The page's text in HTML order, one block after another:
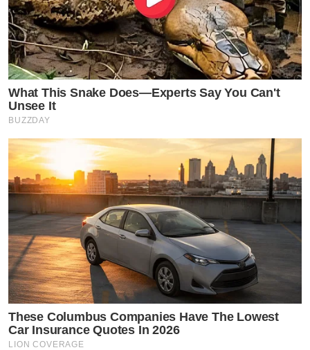
What This Snake Does—Experts Say You Can't
Unsee It
BUZZDAY
These Columbus Companies Have The Lowest
Car Insurance Quotes In 2026
LION COVERAGE